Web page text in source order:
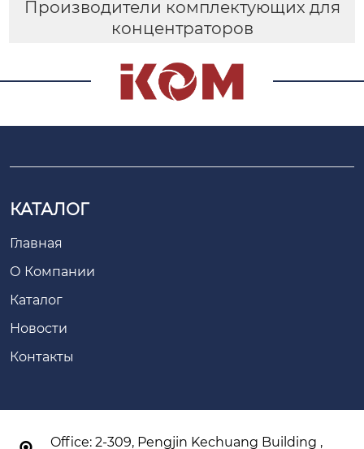
Производители комплектующих для
концентраторов
КАТАЛОГ
Главная
О Компании
Каталог
Новости
Контакты
Office: 2-309, Pengjin Kechuang Building ,